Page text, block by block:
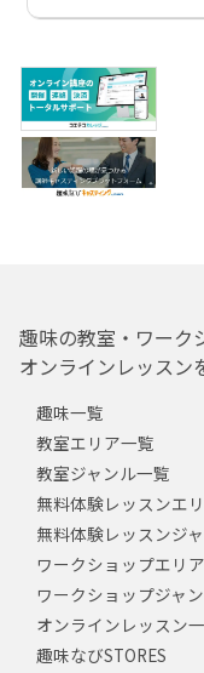
趣味の教室・ワーク
オンラインレッスン
趣味一覧
教室エリア一覧
教室ジャンル一覧
無料体験レッスンエ
無料体験レッスンジ
ワークショップエリ
ワークショップジャ
オンラインレッスン
趣味なびSTORES